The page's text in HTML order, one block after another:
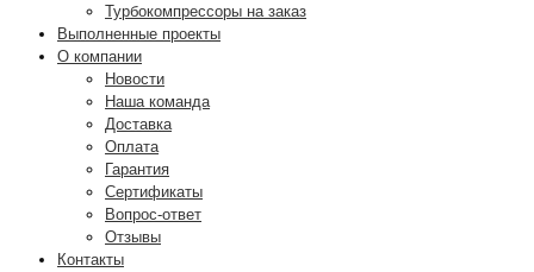
Турбокомпрессоры на заказ
Выполненные проекты
О компании
Новости
Наша команда
Доставка
Оплата
Гарантия
Сертификаты
Вопрос-ответ
Отзывы
Контакты